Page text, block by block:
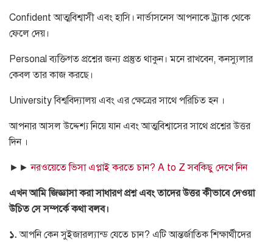
Confidentআত্মবিশ্বাসী এবং হাসি। নার্ভাসনেস আপনাকে ট্র্যাক থেকে
ফেলে দেয়।
Personalব্যক্তিগত প্রশ্নের জন্য প্রস্তুত থাকুন। মনে রাখবেন,কনস্যুলার
কেবল তার কাজ করছে।
Universityবিশ্ববিদ্যালয় এবং এর ক্ষেত্রের সাথে পরিচিত হন ।
আপনার আসল উদ্দেশ্য নিয়ে যান এবং আত্মবিশ্বাসের সাথে প্রশ্নের উত্তর
দিন ।
►►নরওয়েতে ভিসা এপ্লাই করতে চান? A to Z সবকিছু দেখে নিন
এখন আমি জিজ্ঞাসা করা সাধারণ প্রশ্ন এবং তাদের উত্তর কীভাবে দেওয়া
উচিত সে সম্পর্কে কথা বলব।
১.আপনি কেন সুইজারল্যান্ড যেতে চান? এটি আন্তর্জাতিক শিক্ষার্থীদের